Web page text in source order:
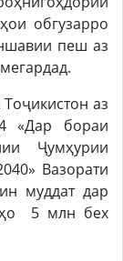
обгузарро
пеш аз
аз
«Дар бораи
Ҷумҳурии
Вазорати
муддат дар
5 млн бех